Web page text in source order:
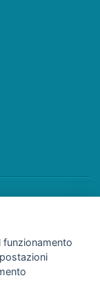
F.lli Dionisi S.r.L.
(FM)
funzionamento